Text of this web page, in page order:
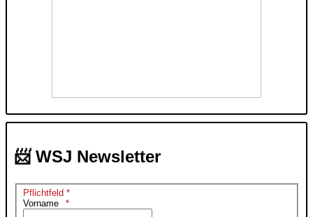
📨 WSJ Newsletter
Pflichtfeld *
Vorname